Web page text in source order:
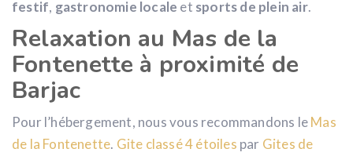
festif, gastronomie locale et sports de plein air.
Relaxation au Mas de la
Fontenette à proximité de
Barjac
Pour l’hébergement, nous vous recommandons leMas
de la Fontenette. Gite classé 4 étoiles par Gites de